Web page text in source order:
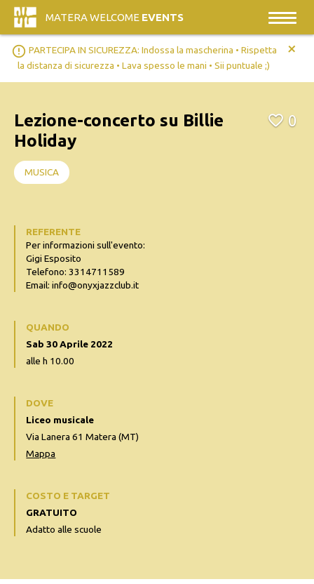
MATERA WELCOME EVENTS
error_outline PARTECIPA IN SICUREZZA: Indossa la mascherina • Rispetta
la distanza di sicurezza • Lava spesso le mani • Sii puntuale ;)
+
Lezione-concerto su Billie
Holiday
0
MUSICA
REFERENTE
Per informazioni sull'evento:
Gigi Esposito
Telefono: 3314711589
Email: info@onyxjazzclub.it
QUANDO
Sab 30 Aprile 2022
alle h 10.00
DOVE
Liceo musicale
Via Lanera 61 Matera (MT)
Mappa
COSTO E TARGET
GRATUITO
Adatto alle scuole